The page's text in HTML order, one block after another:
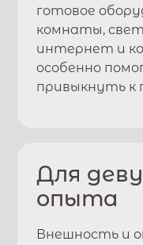
готовое
комнаты,
интернет и
особенно
привыкнуть к
Для
опыта
Внешность и